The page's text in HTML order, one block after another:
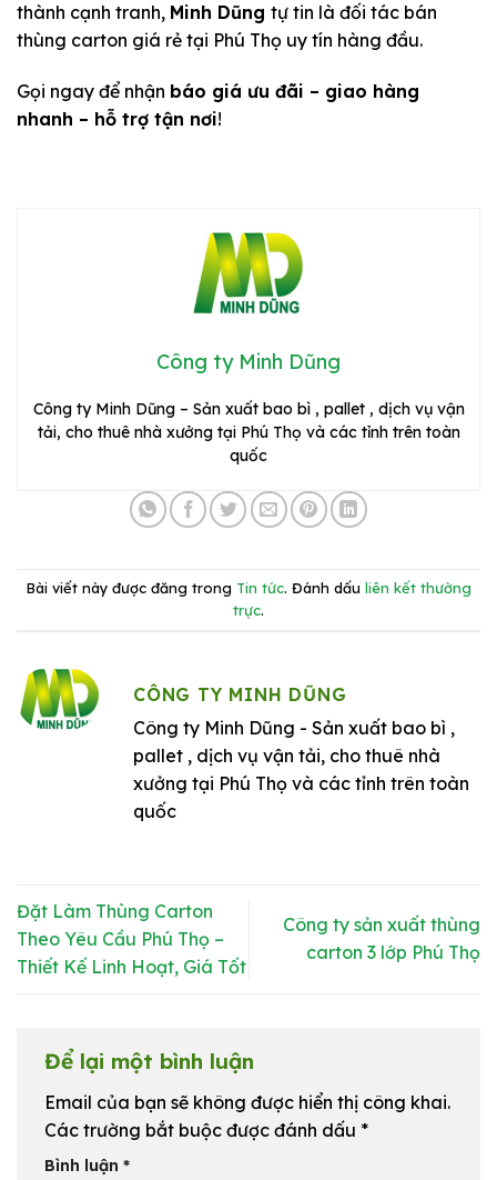
thành cạnh tranh, Minh Dũng tự tin là đối tác bán
thùng carton giá rẻ tại Phú Thọ uy tín hàng đầu.
Gọi ngay để nhận báo giá ưu đãi – giao hàng
nhanh – hỗ trợ tận nơi!
Công ty Minh Dũng
Công ty Minh Dũng – Sản xuất bao bì , pallet , dịch vụ vận
tải, cho thuê nhà xưởng tại Phú Thọ và các tỉnh trên toàn
quốc
Bài viết này được đăng trong Tin tức. Đánh dấu liên kết thường
trực.
CÔNG TY MINH DŨNG
Công ty Minh Dũng - Sản xuất bao bì ,
pallet , dịch vụ vận tải, cho thuê nhà
xưởng tại Phú Thọ và các tỉnh trên toàn
quốc
Đặt Làm Thùng Carton
Theo Yêu Cầu Phú Thọ –
Thiết Kế Linh Hoạt, Giá Tốt
Công ty sản xuất thùng
carton 3 lớp Phú Thọ
Để lại một bình luận
Email của bạn sẽ không được hiển thị công khai.
Các trường bắt buộc được đánh dấu *
Bình luận *